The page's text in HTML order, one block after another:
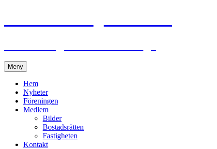
Meny Hoppa
till
innehåll
Hem
Nyheter
Föreningen
Medlem
Bilder
Bostadsrätten
Fastigheten
Kontakt